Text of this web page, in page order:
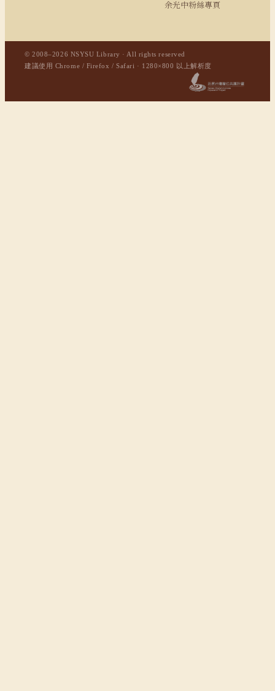
余光中粉絲專頁
© 2008–2026 NSYSU Library · All rights reserved
建議使用 Chrome / Firefox / Safari · 1280×800 以上解析度